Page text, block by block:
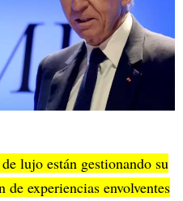
lujo están gestionando su
experiencias envolventes